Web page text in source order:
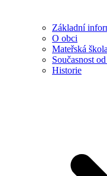
Základní
O obci
Mateřská
Současnost
Historie